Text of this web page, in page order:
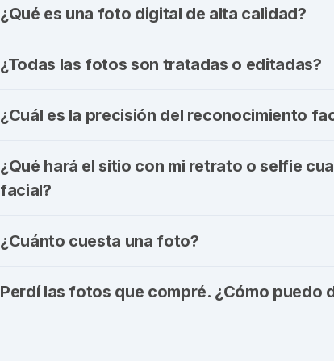
¿Qué es una foto digital de alta calidad?
¿Todas las fotos son tratadas o editadas?
¿Cuál es la precisión del reconocimiento
¿Qué hará el sitio con mi retrato o selfie
facial?
¿Cuánto cuesta una foto?
Perdí las fotos que compré. ¿Cómo puedo